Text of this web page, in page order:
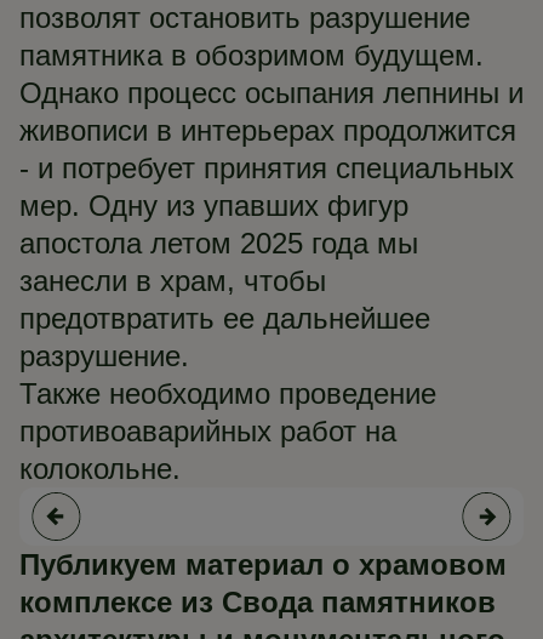
позволят остановить разрушение
памятника в обозримом будущем.
Однако процесс осыпания лепнины и
живописи в интерьерах продолжится
- и потребует принятия специальных
мер. Одну из упавших фигур
апостола летом 2025 года мы
занесли в храм, чтобы
предотвратить ее дальнейшее
разрушение.
Также необходимо проведение
противоаварийных работ на
колокольне.
Публикуем материал о храмовом
комплексе из Свода памятников